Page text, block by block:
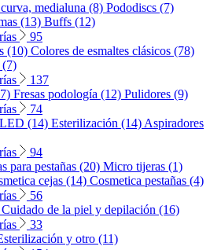
medialuna (8) Pododiscs (7)
(13) Buffs (12)
95
(10) Colores de esmaltes clásicos (78)
(7)
137
Fresas podología (12) Pulidores (9)
74
(14) Esterilización (14) Aspiradores
94
para pestañas (20) Micro tijeras (1)
cejas (14) Cosmetica pestañas (4)
56
Cuidado de la piel y depilación (16)
33
y otro (11)